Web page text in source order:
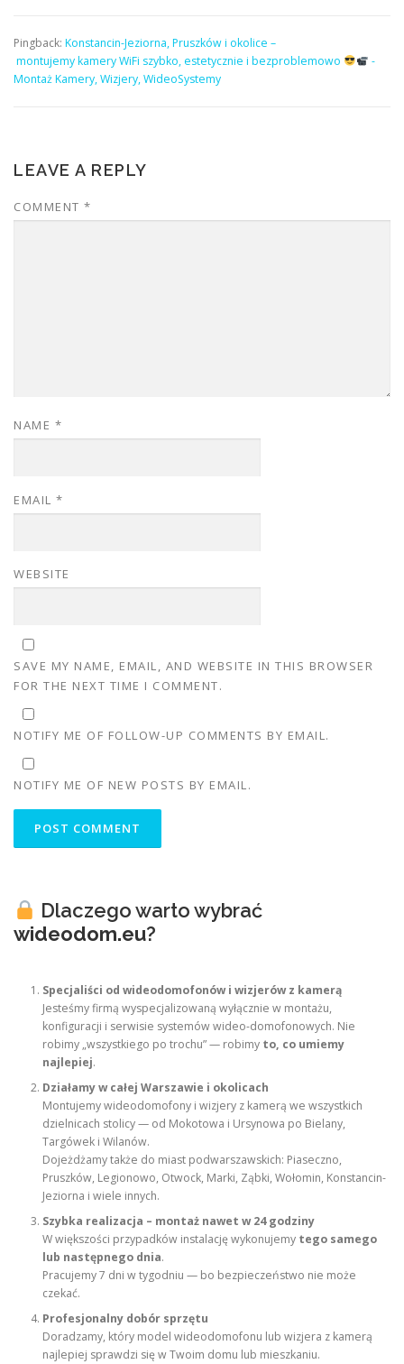
Pingback: Konstancin-Jeziorna, Pruszków i okolice –
montujemy kamery WiFi szybko, estetycznie i bezproblemowo
-
Montaż Kamery, Wizjery, WideoSystemy
LEAVE A REPLY
COMMENT *
NAME *
EMAIL *
WEBSITE
SAVE MY NAME, EMAIL, AND WEBSITE IN THIS BROWSER
FOR THE NEXT TIME I COMMENT.
NOTIFY ME OF FOLLOW-UP COMMENTS BY EMAIL.
NOTIFY ME OF NEW POSTS BY EMAIL.
Dlaczego warto wybrać
wideodom.eu?
Specjaliści od wideodomofonów i wizjerów z kamerą
Jesteśmy firmą wyspecjalizowaną wyłącznie w montażu,
konfiguracji i serwisie systemów wideo-domofonowych. Nie
robimy „wszystkiego po trochu” — robimy to, co umiemy
najlepiej.
Działamy w całej Warszawie i okolicach
Montujemy wideodomofony i wizjery z kamerą we wszystkich
dzielnicach stolicy — od Mokotowa i Ursynowa po Bielany,
Targówek i Wilanów.
Dojeżdżamy także do miast podwarszawskich: Piaseczno,
Pruszków, Legionowo, Otwock, Marki, Ząbki, Wołomin, Konstancin-
Jeziorna i wiele innych.
Szybka realizacja – montaż nawet w 24 godziny
W większości przypadków instalację wykonujemy tego samego
lub następnego dnia.
Pracujemy 7 dni w tygodniu — bo bezpieczeństwo nie może
czekać.
Profesjonalny dobór sprzętu
Doradzamy, który model wideodomofonu lub wizjera z kamerą
najlepiej sprawdzi się w Twoim domu lub mieszkaniu.